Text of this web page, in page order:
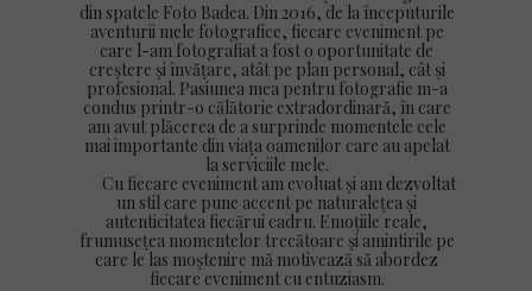
din spatele Foto Badea. Din 2016, de la începuturile
aventurii mele fotografice, fiecare eveniment pe
care l-am fotografiat a fost o oportunitate de
creștere și învățare, atât pe plan personal, cât și
profesional. Pasiunea mea pentru fotografie m-a
condus printr-o călătorie extradordinară, în care
am avut plăcerea de a surprinde momentele cele
mai importante din viața oamenilor care au apelat
la serviciile mele.
Cu fiecare eveniment am evoluat și am dezvoltat
un stil care pune accent pe naturalețea și
autenticitatea fiecărui cadru. Emoțiile reale,
frumusețea momentelor trecătoare și amintirile pe
care le las moștenire mă motivează să abordez
fiecare eveniment cu entuziasm.